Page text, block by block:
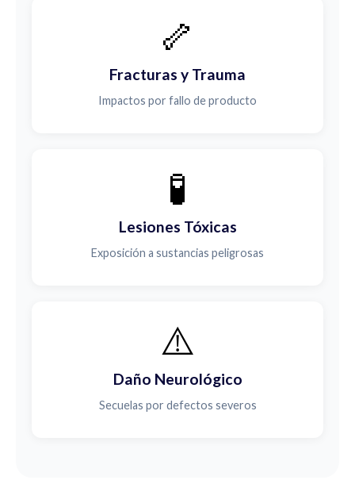
🦴
Fracturas y Trauma
Impactos por fallo de producto
🧪
Lesiones Tóxicas
Exposición a sustancias peligrosas
⚠️
Daño Neurológico
Secuelas por defectos severos